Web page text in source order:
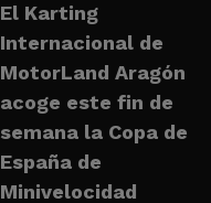
El Karting
Internacional de
MotorLand Aragón
acoge este fin de
semana la Copa de
España de
Minivelocidad